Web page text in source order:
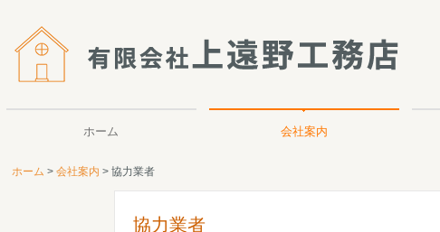
ホーム 会社案内
ホーム 会社案内 協力業者
協力業者